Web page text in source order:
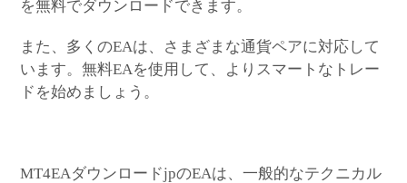
を無料でダウンロードできます。
また、多くのEAは、さまざまな通貨ペアに対応して
います。無料EAを使用して、よりスマートなトレー
ドを始めましょう。
MT4EAダウンロードjpのEAは、一般的なテクニカル